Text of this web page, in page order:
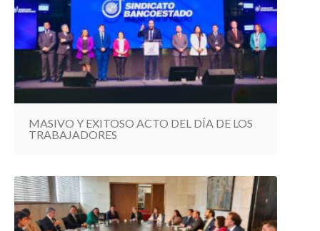
MASIVO Y EXITOSO ACTO DEL DÍA DE LOS
TRABAJADORES